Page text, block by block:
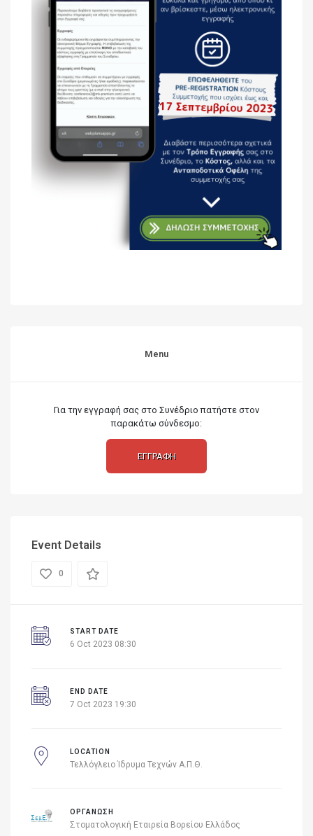
Menu
Για την εγγραφή σας στο Συνέδριο πατήστε στον
παρακάτω σύνδεσμο:
ΕΓΓΡΑΦΗ
Event Details
0
START DATE
6 Oct 2023 08:30
END DATE
7 Oct 2023 19:30
LOCATION
Τελλόγλειο Ίδρυμα Τεχνών Α.Π.Θ.
ΟΡΓΑΝΩΣΗ
Στοματολογική Εταιρεία Βορείου Ελλάδος